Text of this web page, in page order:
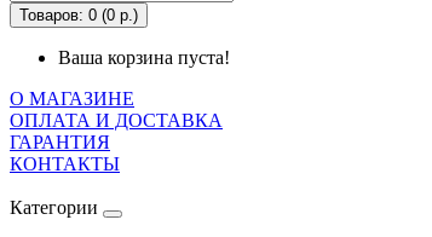
Товаров: 0 (0 р.)
Ваша корзина пуста!
О МАГАЗИНЕ
ОПЛАТА И ДОСТАВКА
ГАРАНТИЯ
КОНТАКТЫ
Категории